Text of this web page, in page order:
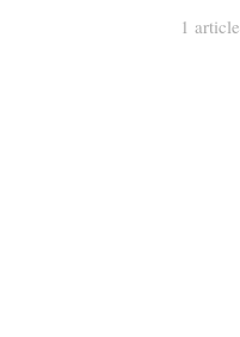
1 article